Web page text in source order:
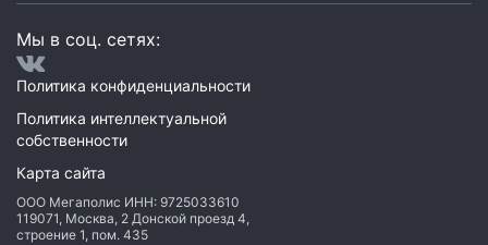
Мы в соц. сетях:
Политика конфиденциальности
Политика интеллектуальной
собственности
Карта сайта
ООО Мегаполис ИНН: 9725033610
119071, Москва, 2 Донской проезд 4,
строение 1, пом. 435